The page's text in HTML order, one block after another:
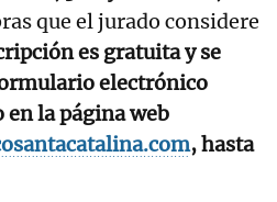
que el jurado considere
es gratuita y se
electrónico
en la página web
, hasta